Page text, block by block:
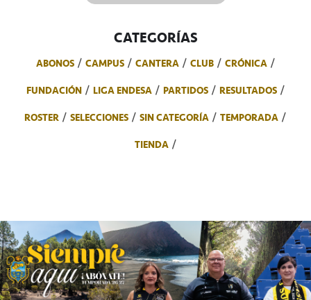
CATEGORÍAS
ABONOS CAMPUS CANTERA CLUB
CRÓNICA
FUNDACIÓN
LIGA ENDESA PARTIDOS
RESULTADOS
ROSTER
SELECCIONES SIN CATEGORÍA
TEMPORADA
TIENDA